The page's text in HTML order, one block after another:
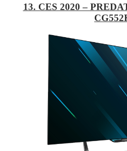
13. CES 2020 –